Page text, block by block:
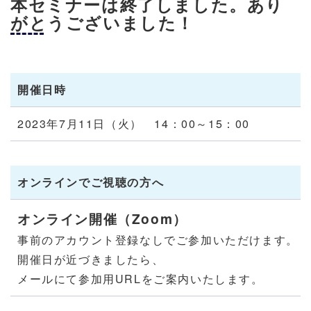
がとうございました！
開催日時
2023年7月11日（火） 14：00～15：00
オンラインでご視聴の方へ
オンライン開催（Zoom）
事前のアカウント登録なしでご参加いただけます。
開催日が近づきましたら、
メールにて参加用URLをご案内いたします。